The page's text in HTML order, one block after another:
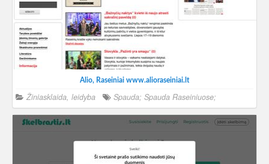
Alio, Raseiniai www.alioraseiniai.lt
Žiniasklaida, leidyba Spauda; Spauda Raseiniuose;